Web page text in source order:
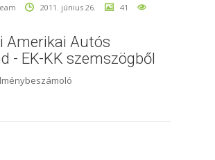
2011. június 26.
41
Amerikai Autós
- EK-KK szemszögből